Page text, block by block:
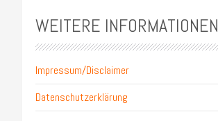
WEITERE INFORMATIONEN
Impressum/Disclaimer
Datenschutzerklärung